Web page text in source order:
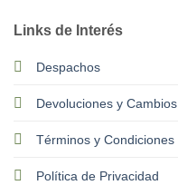
Links de Interés
Despachos
Devoluciones y Cambios
Términos y Condiciones
Política de Privacidad